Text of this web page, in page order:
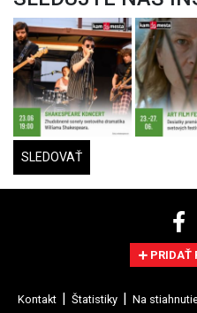
SLEDOVAŤ
PRIDAŤ
Kontakt Štatistiky Na